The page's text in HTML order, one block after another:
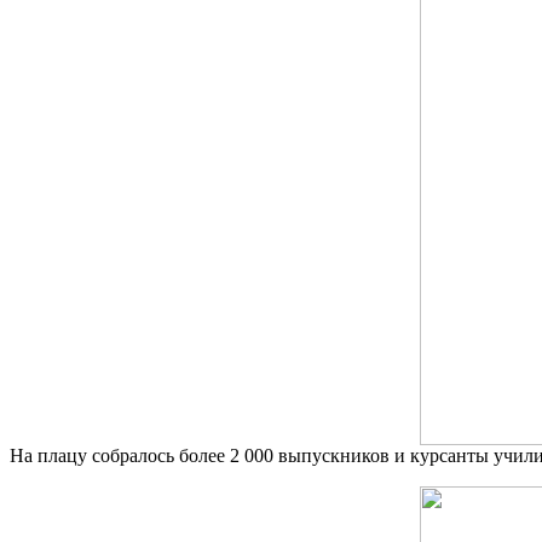
На плацу собралось более 2 000 выпускников и курсанты